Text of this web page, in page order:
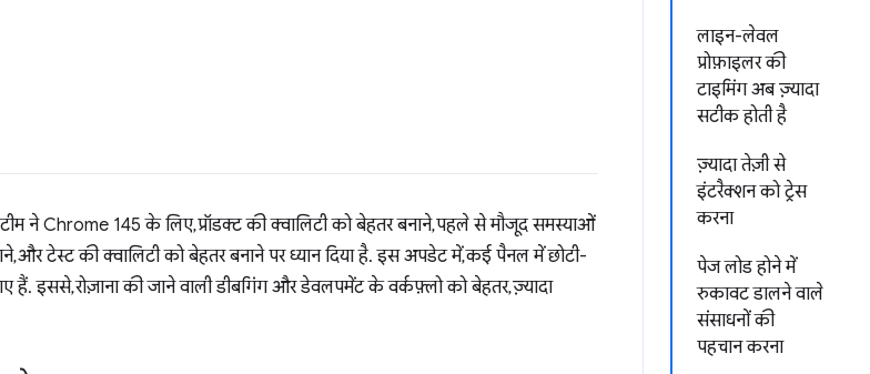
लाइन-लेवल
प्रोफ़ाइलर की
टाइमिंग अब ज़्यादा
सटीक होती है
ज़्यादा तेज़ी से
इंटरैक्शन को ट्रेस
करना
पेज लोड होने में
रुकावट डालने वाले
संसाधनों की
पहचान करना
ने Chrome 145 के लिए, प्रॉडक्ट की क्वालिटी को बेहतर बनाने, पहले से मौजूद समस्याओं
टेस्ट की क्वालिटी को बेहतर बनाने पर ध्यान दिया है. इस अपडेट में, कई पैनल में छोटी-
हैं. इससे, रोज़ाना की जाने वाली डीबगिंग और डेवलपमेंट के वर्कफ़्लो को बेहतर, ज़्यादा